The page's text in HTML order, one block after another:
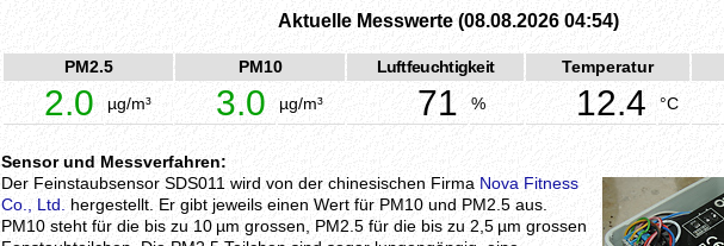
Aktuelle Messwerte (08.08.2026 04:54)
PM2.5 PM10 Luftfeuchtigkeit Temperatur
2.0 µg/m³ 3.0 µg/m³ 71 % 12.4 °C
Sensor und Messverfahren:
Der Feinstaubsensor SDS011 wird von der chinesischen Firma Nova Fitness
Co., Ltd.
hergestellt. Er gibt jeweils einen Wert für PM10 und PM2.5 aus.
PM10 steht für die bis zu 10 µm grossen, PM2.5 für die bis zu 2,5 µm grossen